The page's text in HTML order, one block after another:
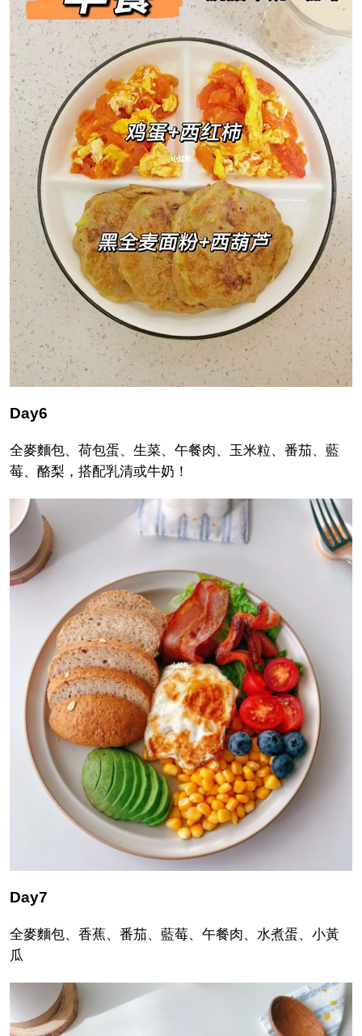
Day6
全麥麵包、荷包蛋、生菜、午餐肉、玉米粒、番茄、藍
莓、酪梨，搭配乳清或牛奶！
Day7
全麥麵包、香蕉、番茄、藍莓、午餐肉、水煮蛋、小黃
瓜